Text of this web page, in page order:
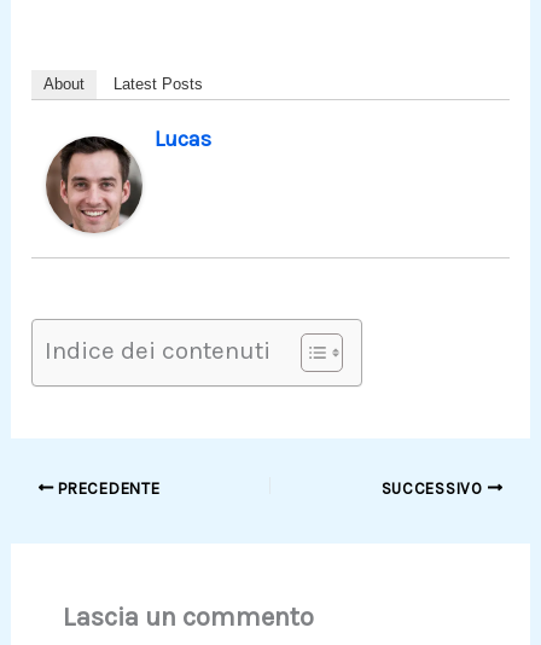
About Latest Posts
Lucas
Indice dei contenuti
PRECEDENTE SUCCESSIVO
Lascia un commento